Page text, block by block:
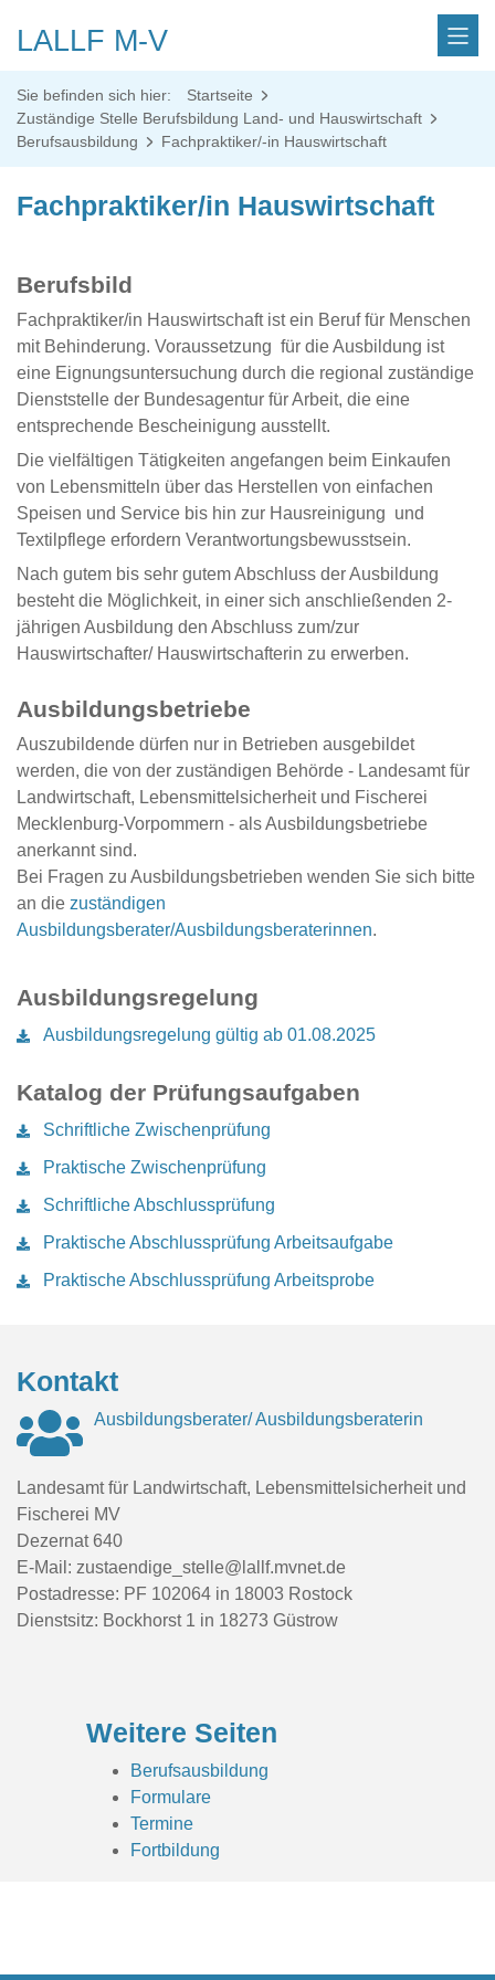
LALLF M-V
Sie befinden sich hier:
Startseite
Zuständige Stelle Berufsbildung Land- und Hauswirtschaft
Berufsausbildung
Fachpraktiker/-in Hauswirtschaft
Fachpraktiker/in Hauswirtschaft
Berufsbild
Fachpraktiker/in Hauswirtschaft ist ein Beruf für Menschen
mit Behinderung. Voraussetzung für die Ausbildung ist
eine Eignungsuntersuchung durch die regional zuständige
Dienststelle der Bundesagentur für Arbeit, die eine
entsprechende Bescheinigung ausstellt.
Die vielfältigen Tätigkeiten angefangen beim Einkaufen
von Lebensmitteln über das Herstellen von einfachen
Speisen und Service bis hin zur Hausreinigung und
Textilpflege erfordern Verantwortungsbewusstsein.
Nach gutem bis sehr gutem Abschluss der Ausbildung
besteht die Möglichkeit, in einer sich anschließenden 2-
jährigen Ausbildung den Abschluss zum/zur
Hauswirtschafter/ Hauswirtschafterin zu erwerben.
Ausbildungsbetriebe
Auszubildende dürfen nur in Betrieben ausgebildet
werden, die von der zuständigen Behörde - Landesamt für
Landwirtschaft, Lebensmittelsicherheit und Fischerei
Mecklenburg-Vorpommern - als Ausbildungsbetriebe
anerkannt sind.
Bei Fragen zu Ausbildungsbetrieben wenden Sie sich bitte
an die zuständigen
Ausbildungsberater/Ausbildungsberaterinnen.
Ausbildungsregelung
Ausbildungsregelung gültig ab 01.08.2025
Katalog der Prüfungsaufgaben
Schriftliche Zwischenprüfung
Praktische Zwischenprüfung
Schriftliche Abschlussprüfung
Praktische Abschlussprüfung Arbeitsaufgabe
Praktische Abschlussprüfung Arbeitsprobe
Kontakt
Ausbildungsberater/ Ausbildungsberaterin
Landesamt für Landwirtschaft, Lebensmittelsicherheit und
Fischerei MV
Dezernat 640
E-Mail: zustaendige_stelle@lallf.mvnet.de
Postadresse: PF 102064 in 18003 Rostock
Dienstsitz: Bockhorst 1 in 18273 Güstrow
Weitere Seiten
Berufsausbildung
Formulare
Termine
Fortbildung